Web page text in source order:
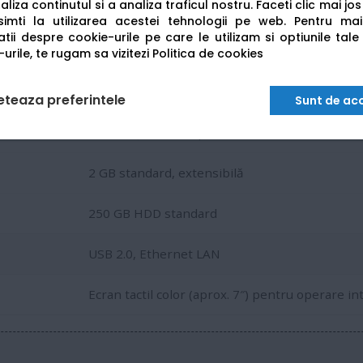
continutul si a analiza traficul nostru. Faceti clic mai
la utilizarea acestei tehnologii pe web. Pentru
despre cookie-urile pe care le utilizam si optiunile tale
te rugam sa vizitezi Politica de cookies
preferintele Sunt de
Imprimare, copiere, scanare și fax (opțional)
Scanare color și alb‑negru până la 600 × 600
Standard aproximativ 1.100 coli, extensibil
2 GB standard, extensibilă
250 GB HDD standard
USB 2.0, Ethernet LAN
Ecran tactil color (aprox. 7″) pentru operare